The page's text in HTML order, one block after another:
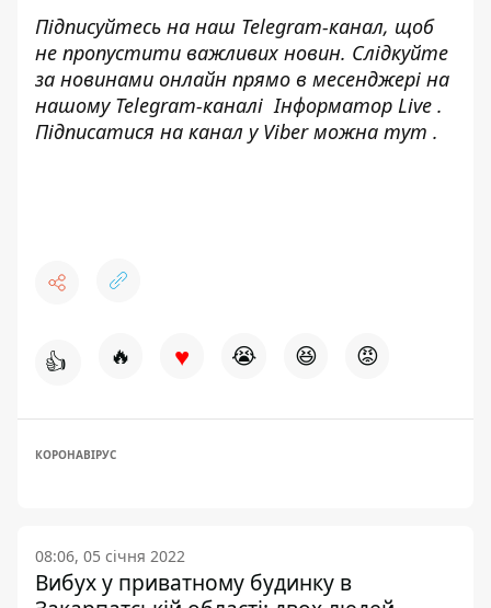
Підписуйтесь на наш Telegram-канал, щоб
не пропустити важливих новин. Слідкуйте
за новинами онлайн прямо в месенджері на
нашому Telegram-каналіІнформатор Live .
Підписатися на канал у Viber можна тут .
👍 🔥 ♥ 😭 😆 😡
КОРОНАВІРУС
08:06, 05 січня 2022
Вибух у приватному будинку в